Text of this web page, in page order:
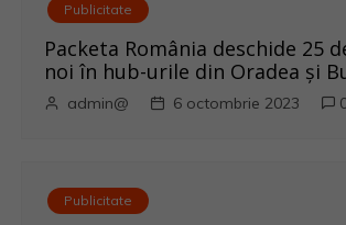
Publicitate
Packeta România deschide 25
noi în hub-urile din Oradea și
admin@ 6 octombrie 2023
Publicitate